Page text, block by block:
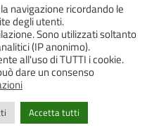
navigazione ricordando le
degli utenti.
Sono utilizzati soltanto
(IP anonimo).
all'uso di TUTTI i cookie.
dare un consenso
Accetta tutti